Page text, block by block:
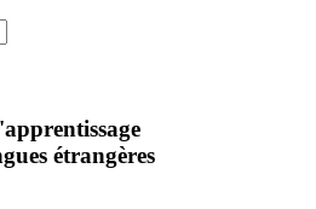
étrangères